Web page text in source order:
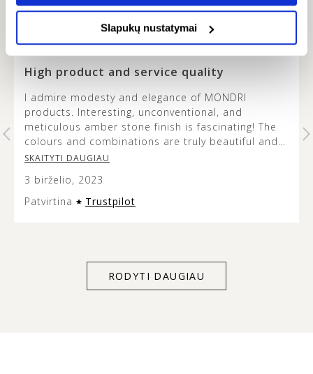
Slapukų nustatymai
FAUSTA -
High product and service quality
I admire modesty and elegance of MONDRI
products. Interesting, unconventional, and
meticulous amber stone finish is fascinating! The
colours and combinations are truly beautiful and
it’s lovely to see how the metal design does not
jewellery is versatile and modern looking, and the
presentation of it is very aesthetic so it can make
SKAITYTI DAUGIAU
3 birželio, 2023
Patvirtina
Trustpilot
RODYTI DAUGIAU